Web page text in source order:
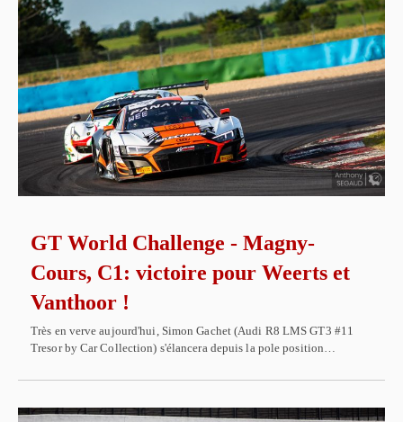
GT World Challenge - Magny-
Cours, C1: victoire pour Weerts et
Vanthoor !
Très en verve aujourd'hui, Simon Gachet (Audi R8 LMS GT3 #11
Tresor by Car Collection) s'élancera depuis la pole position…